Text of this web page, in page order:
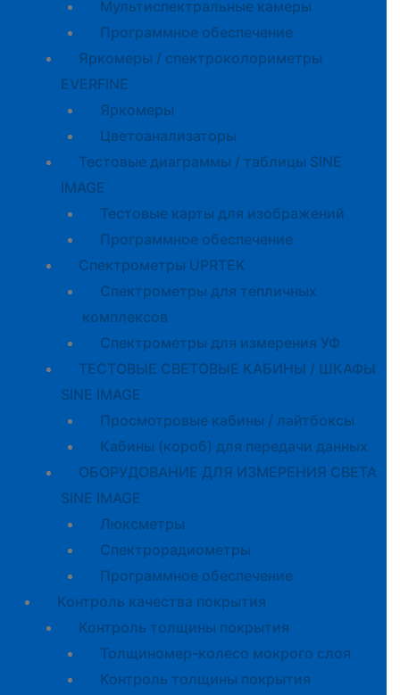
Мультиспектральные камеры
Программное обеспечение
Яркомеры / спектроколориметры
EVERFINE
Яркомеры
Цветоанализаторы
Тестовые диаграммы / таблицы SINE
IMAGE
Тестовые карты для изображений
Программное обеспечение
Спектрометры UPRTEK
Спектрометры для тепличных
комплексов
Спектрометры для измерения УФ
ТЕСТОВЫЕ СВЕТОВЫЕ КАБИНЫ / ШКАФЫ
SINE IMAGE
Просмотровые кабины / лайтбоксы
Кабины (короб) для передачи данных
ОБОРУДОВАНИЕ ДЛЯ ИЗМЕРЕНИЯ СВЕТА
SINE IMAGE
Люксметры
Спектрорадиометры
Программное обеспечение
Контроль качества покрытия
Контроль толщины покрытия
Толщиномер-колесо мокрого слоя
Контроль толщины покрытия